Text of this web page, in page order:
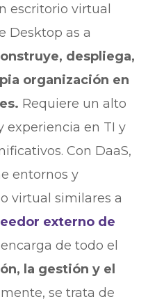
escritorio virtual
Desktop as a
despliega,
organización en
Requiere un alto
experiencia en TI y
Con DaaS,
entornos y
virtual similares a
externo de
de todo el
la gestión y el
se trata de